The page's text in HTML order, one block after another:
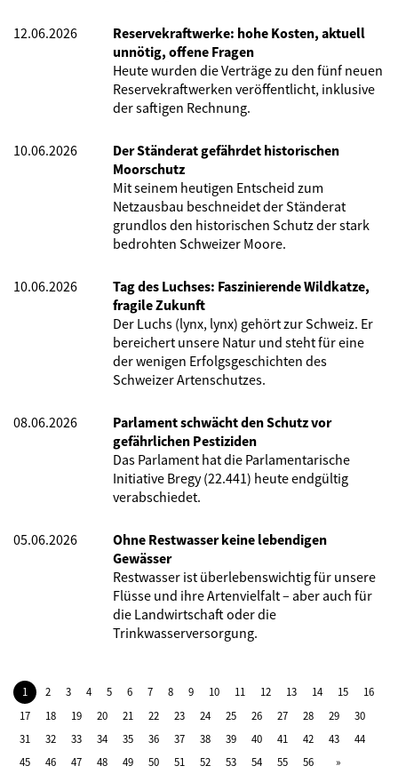
12.06.2026
Reservekraftwerke: hohe Kosten, aktuell
unnötig, offene Fragen
Heute wurden die Verträge zu den fünf neuen
Reservekraftwerken veröffentlicht, inklusive
der saftigen Rechnung.
10.06.2026
Der Ständerat gefährdet historischen
Moorschutz
Mit seinem heutigen Entscheid zum
Netzausbau beschneidet der Ständerat
grundlos den historischen Schutz der stark
bedrohten Schweizer Moore.
10.06.2026
Tag des Luchses: Faszinierende Wildkatze,
fragile Zukunft
Der Luchs (lynx, lynx) gehört zur Schweiz. Er
bereichert unsere Natur und steht für eine
der wenigen Erfolgsgeschichten des
Schweizer Artenschutzes.
08.06.2026
Parlament schwächt den Schutz vor
gefährlichen Pestiziden
Das Parlament hat die Parlamentarische
Initiative Bregy (22.441) heute endgültig
verabschiedet.
05.06.2026
Ohne Restwasser keine lebendigen
Gewässer
Restwasser ist überlebenswichtig für unsere
Flüsse und ihre Artenvielfalt – aber auch für
die Landwirtschaft oder die
Trinkwasserversorgung.
1 2 3 4 5 6 7 8 9 10 11 12 13 14 15
16
17
18 19 20 21 22 23 24 25 26 27 28 29
30
31
32 33 34 35 36 37 38 39 40 41 42 43
44
45
46 47 48 49 50 51 52 53 54 55 56